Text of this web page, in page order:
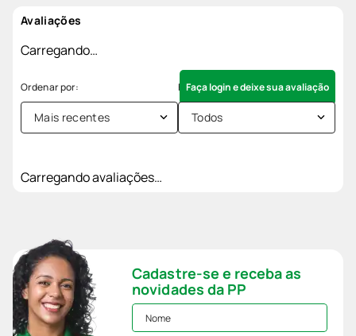
Avaliações
Carregando…
Faça login e deixe sua avaliação
Mais recentes Todos
Carregando avaliações…
Cadastre-se e receba as
novidades da PP